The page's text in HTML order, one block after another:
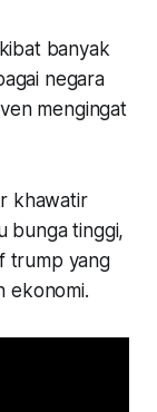
banyak
negara
mengingat
khawatir
bunga tinggi,
trump yang
ekonomi.